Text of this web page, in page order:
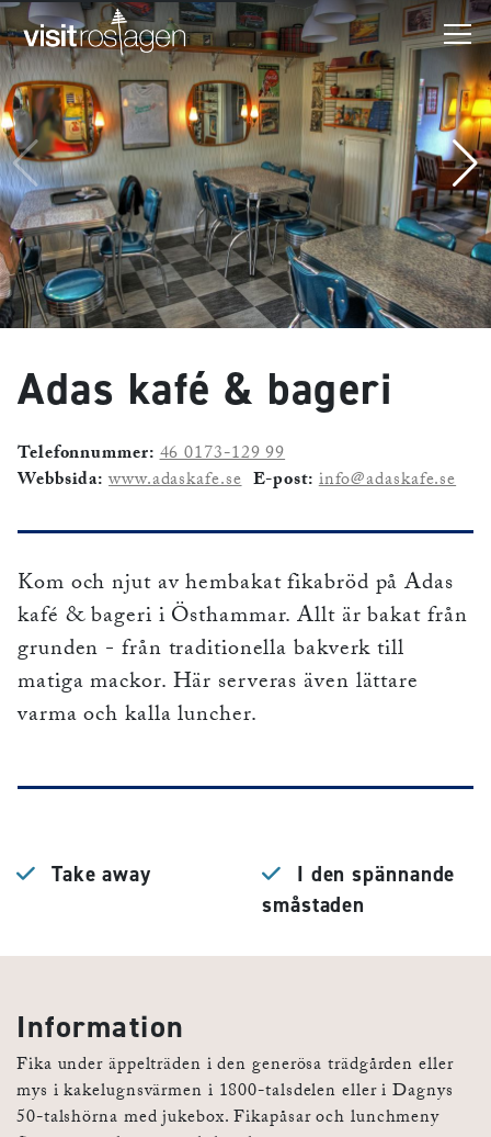
Adas kafé & bageri
Telefonnummer: 46 0173-129 99
Webbsida: www.adaskafe.se E-post: info@adaskafe.se
Kom och njut av hembakat fikabröd på Adas
kafé & bageri i Östhammar. Allt är bakat från
grunden - från traditionella bakverk till
matiga mackor. Här serveras även lättare
varma och kalla luncher.
Take away
I den spännande
småstaden
Information
Fika under äppelträden i den generösa trädgården eller
mys i kakelugnsvärmen i 1800-talsdelen eller i Dagnys
50-talshörna med jukebox. Fikapåsar och lunchmeny